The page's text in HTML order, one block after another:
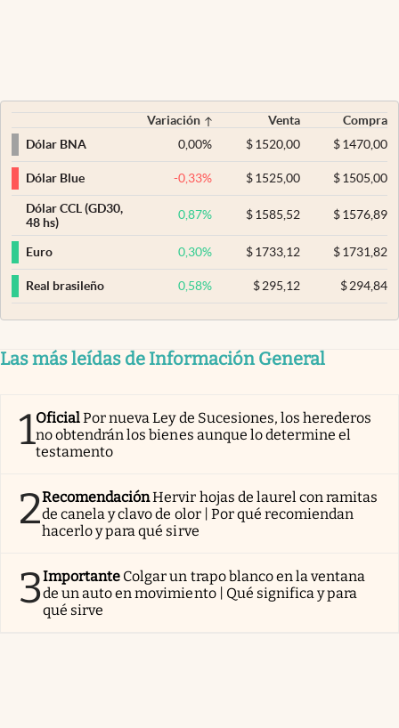
Variación Venta
Compra
Dólar BNA
0,00% $ 1520,00 $1470,00
Dólar Blue -0,33% $ 1525,00 $1505,00
Dólar CCL (GD30,
48 hs)
0,87% $ 1585,52 $1576,89
Euro 0,30% $ 1733,12 $1731,82
Real brasileño 0,58% $ 295,12 $294,84
Las más leídas de Información General
1OficialPor nueva Ley de Sucesiones, los herederos
no obtendrán los bienes aunque lo determine el
testamento
2RecomendaciónHervir hojas de laurel con ramitas
de canela y clavo de olor | Por qué recomiendan
hacerlo y para qué sirve
3Importante Colgar un trapo blanco en la ventana
de un auto en movimiento | Qué significa y para
qué sirve